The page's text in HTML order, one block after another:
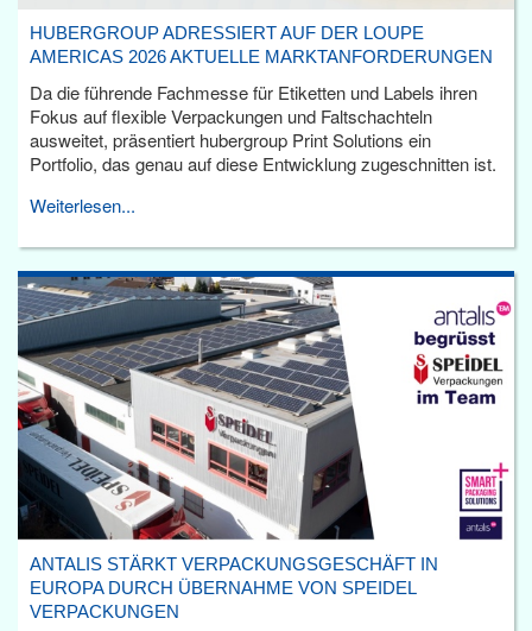
HUBERGROUP ADRESSIERT AUF DER LOUPE
AMERICAS 2026 AKTUELLE MARKTANFORDERUNGEN
Da die führende Fachmesse für Etiketten und Labels ihren
Fokus auf flexible Verpackungen und Faltschachteln
ausweitet, präsentiert hubergroup Print Solutions ein
Portfolio, das genau auf diese Entwicklung zugeschnitten ist.
Weiterlesen...
ANTALIS STÄRKT VERPACKUNGSGESCHÄFT IN
EUROPA DURCH ÜBERNAHME VON SPEIDEL
VERPACKUNGEN